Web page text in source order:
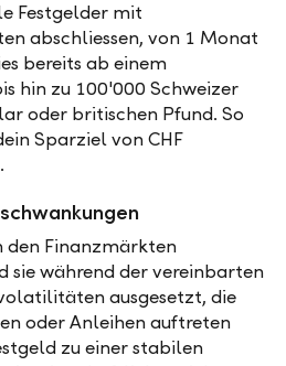
Festgelder mit
abschliessen, von 1 Monat
bereits ab einem
hin zu 100'000 Schweizer
oder britischen Pfund. So
Sparziel von CHF
den Finanzmärkten
sie während der vereinbarten
ausgesetzt, die
oder Anleihen auftreten
zu einer stabilen